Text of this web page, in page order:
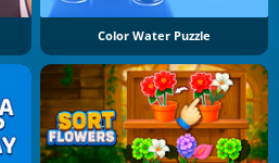
Color Water Puzzle